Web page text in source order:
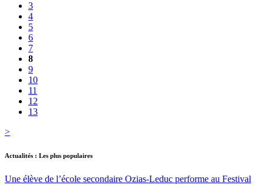
3
4
5
6
7
8
9
10
11
12
13
>
Actualités : Les plus populaires
Une élève de l’école secondaire Ozias-Leduc performe au Festival